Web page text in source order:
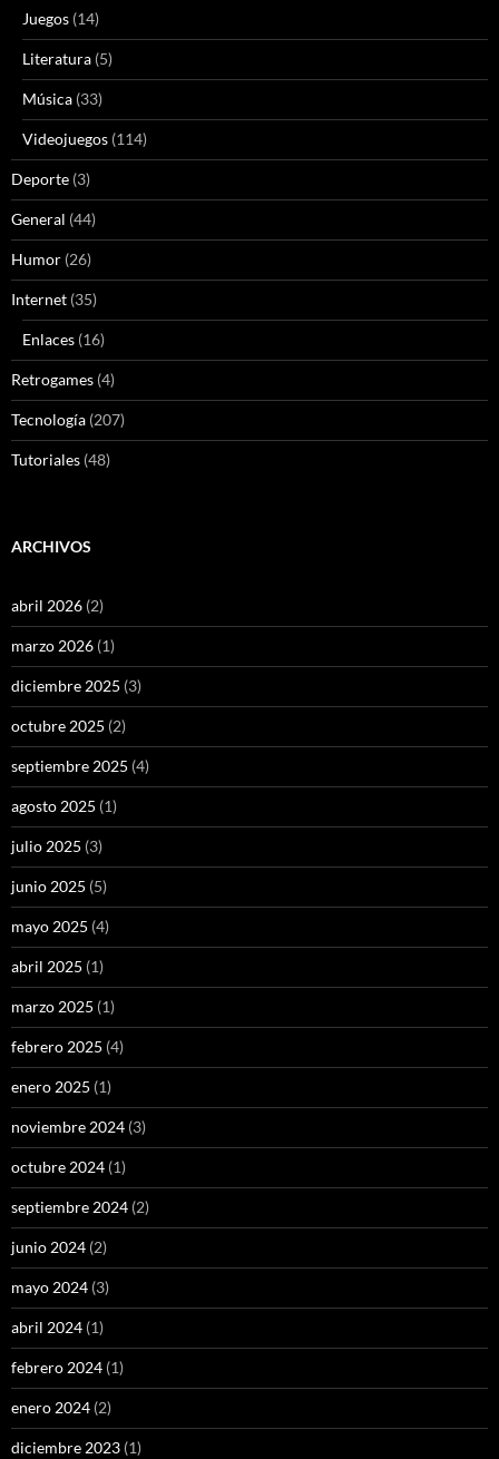
Juegos (14)
Literatura (5)
Música (33)
Videojuegos (114)
Deporte (3)
General (44)
Humor (26)
Internet (35)
Enlaces (16)
Retrogames (4)
Tecnología (207)
Tutoriales (48)
ARCHIVOS
abril 2026 (2)
marzo 2026 (1)
diciembre 2025 (3)
octubre 2025 (2)
septiembre 2025 (4)
agosto 2025 (1)
julio 2025 (3)
junio 2025 (5)
mayo 2025 (4)
abril 2025 (1)
marzo 2025 (1)
febrero 2025 (4)
enero 2025 (1)
noviembre 2024 (3)
octubre 2024 (1)
septiembre 2024 (2)
junio 2024 (2)
mayo 2024 (3)
abril 2024 (1)
febrero 2024 (1)
enero 2024 (2)
diciembre 2023 (1)